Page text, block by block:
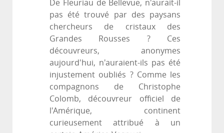
De Fleuriau de Bellevue, n'aurait-il
pas été trouvé par des paysans
chercheurs de cristaux des
Grandes Rousses ? Ces
découvreurs, anonymes
aujourd'hui, n'auraient-ils pas été
injustement oubliés ? Comme les
compagnons de Christophe
Colomb, découvreur officiel de
l'Amérique, continent
curieusement attribué à un